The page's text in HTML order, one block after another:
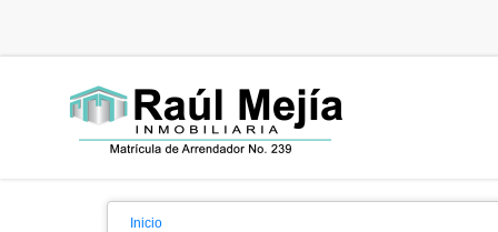
Inicio